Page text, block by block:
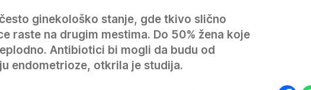
ginekološko stanje, gde tkivo slično
raste na drugim mestima. Do 50% žena koje
Antibiotici bi mogli da budu od
endometrioze, otkrila je studija.